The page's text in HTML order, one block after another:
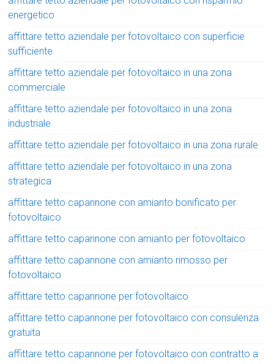
energetico
affittare tetto aziendale per fotovoltaico con superficie
sufficiente
affittare tetto aziendale per fotovoltaico in una zona
commerciale
affittare tetto aziendale per fotovoltaico in una zona
industriale
affittare tetto aziendale per fotovoltaico in una zona rurale
affittare tetto aziendale per fotovoltaico in una zona
strategica
affittare tetto capannone con amianto bonificato per
fotovoltaico
affittare tetto capannone con amianto per fotovoltaico
affittare tetto capannone con amianto rimosso per
fotovoltaico
affittare tetto capannone per fotovoltaico
affittare tetto capannone per fotovoltaico con consulenza
gratuita
affittare tetto capannone per fotovoltaico con contratto a